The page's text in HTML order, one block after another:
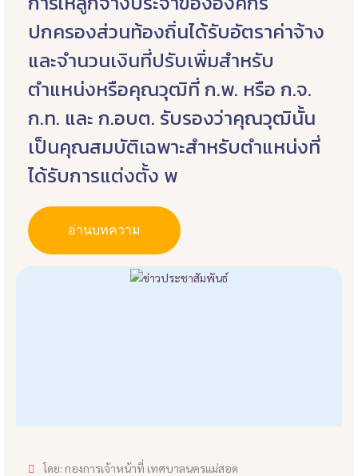
ปกครองส่วนท้องถิ่นได้รับอัตราค่าจ้าง
และจำนวนเงินที่ปรับเพิ่มสำหรับ
ตำแหน่งหรือคุณวุฒิที่ ก.พ. หรือ ก.จ.
ก.ท. และ ก.อบต. รับรองว่าคุณวุฒินั้น
เป็นคุณสมบัติเฉพาะสำหรับตำแหน่งที่
ได้รับการแต่งตั้ง พ
อ่านบทความ
โดย: กองการเจ้าหน้าที่ เทศบาลนครแม่สอด